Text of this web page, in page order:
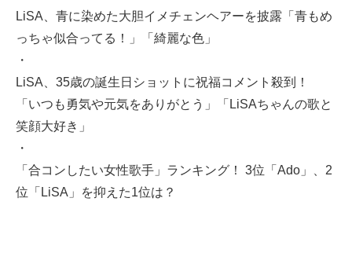
LiSA、青に染めた大胆イメチェンヘアーを披露「青もめ
っちゃ似合ってる！」「綺麗な色」
・
LiSA、35歳の誕生日ショットに祝福コメント殺到！
「いつも勇気や元気をありがとう」「LiSAちゃんの歌と
笑顔大好き」
・
「合コンしたい女性歌手」ランキング！ 3位「Ado」、2
位「LiSA」を抑えた1位は？